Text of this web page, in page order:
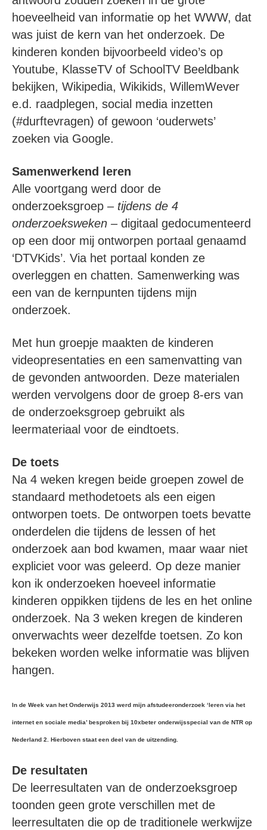
hoeveelheid van informatie op het WWW, dat
was juist de kern van het onderzoek. De
kinderen konden bijvoorbeeld video’s op
Youtube, KlasseTV of SchoolTV Beeldbank
bekijken, Wikipedia, Wikikids, WillemWever
e.d. raadplegen, social media inzetten
(#durftevragen) of gewoon ‘ouderwets’
zoeken via Google.
Samenwerkend leren
Alle voortgang werd door de
onderzoeksgroep – tijdens de 4
onderzoeksweken –digitaal gedocumenteerd
op een door mij ontworpen portaal genaamd
‘DTVKids’. Via het portaal konden ze
overleggen en chatten. Samenwerking was
een van de kernpunten tijdens mijn
onderzoek.
Met hun groepje maakten de kinderen
videopresentaties en een samenvatting van
de gevonden antwoorden. Deze materialen
werden vervolgens door de groep 8-ers van
de onderzoeksgroep gebruikt als
leermateriaal voor de eindtoets.
De toets
Na 4 weken kregen beide groepen zowel de
standaard methodetoets als een eigen
ontworpen toets. De ontworpen toets bevatte
onderdelen die tijdens de lessen of het
onderzoek aan bod kwamen, maar waar niet
expliciet voor was geleerd. Op deze manier
kon ik onderzoeken hoeveel informatie
kinderen oppikken tijdens de les en het online
onderzoek. Na 3 weken kregen de kinderen
onverwachts weer dezelfde toetsen. Zo kon
bekeken worden welke informatie was blijven
hangen.
In de Week van het Onderwijs 2013 werd mijn afstudeeronderzoek ‘leren via het
internet en sociale media’ besproken bij 10xbeter onderwijsspecial van de NTR op
Nederland 2. Hierboven staat een deel van de uitzending.
De resultaten
De leerresultaten van de onderzoeksgroep
toonden geen grote verschillen met de
leerresultaten die op de traditionele werkwijze